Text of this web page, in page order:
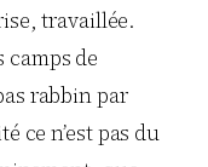
travaillée.
camps de
rabbin par
ce n’est pas du